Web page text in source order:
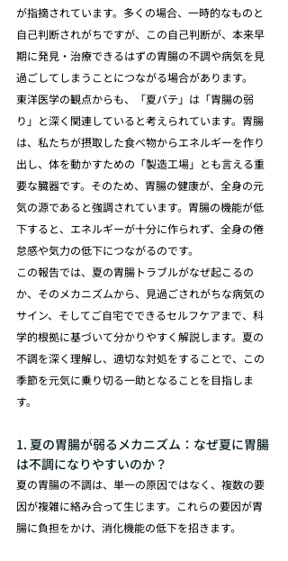
が指摘されています。多くの場合、一時的なものと
自己判断されがちですが、この自己判断が、本来早
期に発見・治療できるはずの胃腸の不調や病気を見
過ごしてしまうことにつながる場合があります。
東洋医学の観点からも、「夏バテ」は「胃腸の弱
り」と深く関連していると考えられています。胃腸
は、私たちが摂取した食べ物からエネルギーを作り
出し、体を動かすための「製造工場」とも言える重
要な臓器です。そのため、胃腸の健康が、全身の元
気の源であると強調されています。胃腸の機能が低
下すると、エネルギーが十分に作られず、全身の倦
怠感や気力の低下につながるのです。
この報告では、夏の胃腸トラブルがなぜ起こるの
か、そのメカニズムから、見過ごされがちな病気の
サイン、そしてご自宅でできるセルフケアまで、科
学的根拠に基づいて分かりやすく解説します。夏の
不調を深く理解し、適切な対処をすることで、この
季節を元気に乗り切る一助となることを目指しま
す。
1. 夏の胃腸が弱るメカニズム：なぜ夏に胃腸
は不調になりやすいのか？
夏の胃腸の不調は、単一の原因ではなく、複数の要
因が複雑に絡み合って生じます。これらの要因が胃
腸に負担をかけ、消化機能の低下を招きます。